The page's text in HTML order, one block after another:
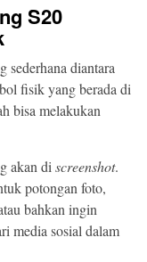
S20
sederhana diantara
fisik yang berada di
bisa melakukan
akan di screenshot.
potongan foto,
bahkan ingin
media sosial dalam